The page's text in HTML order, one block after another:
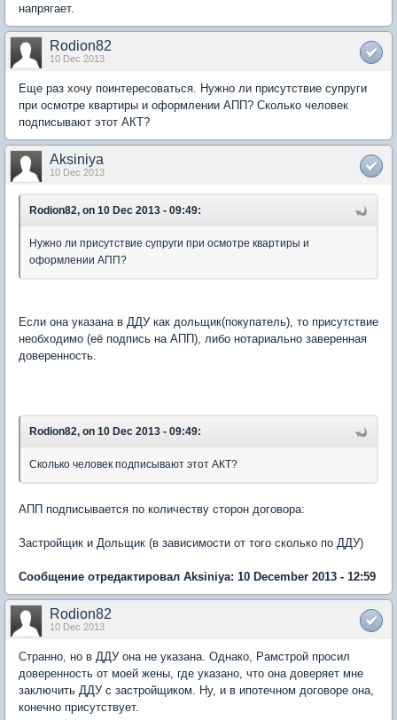
напрягает.
Rodion82
10 Dec 2013
Еще раз хочу поинтересоваться. Нужно ли присутствие супруги
при осмотре квартиры и оформлении АПП? Сколько человек
подписывают этот АКТ?
Aksiniya
10 Dec 2013
Rodion82, on 10 Dec 2013 - 09:49:
Нужно ли присутствие супруги при осмотре квартиры и
оформлении АПП?
Если она указана в ДДУ как дольщик(покупатель), то присутствие
необходимо (её подпись на АПП), либо нотариально заверенная
доверенность.
Rodion82, on 10 Dec 2013 - 09:49:
Сколько человек подписывают этот АКТ?
АПП подписывается по количеству сторон договора:
Застройщик и Дольщик (в зависимости от того сколько по ДДУ)
Сообщение отредактировал Aksiniya: 10 December 2013 - 12:59
Rodion82
10 Dec 2013
Странно, но в ДДУ она не указана. Однако, Рамстрой просил
доверенность от моей жены, где указано, что она доверяет мне
заключить ДДУ с застройщиком. Ну, и в ипотечном договоре она,
конечно присутствует.